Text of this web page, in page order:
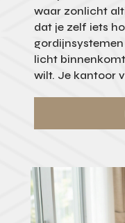
waar zonlicht
dat je zelf iets
licht
wilt. Je kantoor